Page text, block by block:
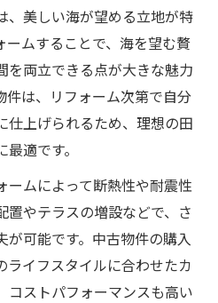
、美しい海が望める立地が特
ムすることで、海を望む贅
を両立できる点が大きな魅力
件は、リフォーム次第で自分
仕上げられるため、理想の田
適です。
ームによって断熱性や耐震性
置やテラスの増設などで、さ
が可能です。中古物件の購入
ライフスタイルに合わせたカ
コストパフォーマンスも高い